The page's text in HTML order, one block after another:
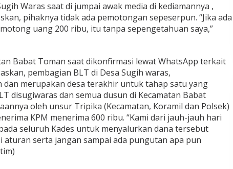
Waras saat di jumpai awak media di kediamannya ,
pihaknya tidak ada pemotongan sepeserpun. “Jika ada
uang 200 ribu, itu tanpa sepengetahuan saya,”
Babat Toman saat dikonfirmasi lewat WhatsApp terkait
pembagian BLT di Desa Sugih waras,
dan merupakan desa terakhir untuk tahap satu yang
disugiwaras dan semua dusun di Kecamatan Babat
oleh unsur Tripika (Kecamatan, Koramil dan Polsek)
KPM menerima 600 ribu. “Kami dari jauh-jauh hari
seluruh Kades untuk menyalurkan dana tersebut
aturan serta jangan sampai ada pungutan apa pun